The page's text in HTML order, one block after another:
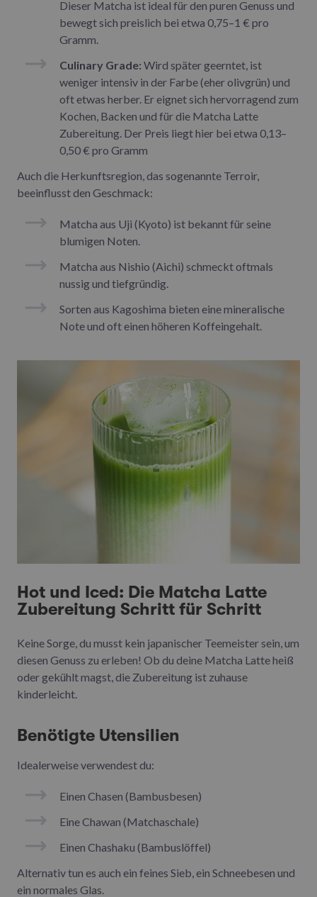
Dieser Matcha ist ideal für den puren Genuss und
bewegt sich preislich bei etwa 0,75–1 € pro
Gramm.
Culinary Grade: Wird später geerntet, ist
weniger intensiv in der Farbe (eher olivgrün) und
oft etwas herber. Er eignet sich hervorragend zum
Kochen, Backen und für die Matcha Latte
Zubereitung. Der Preis liegt hier bei etwa 0,13–
0,50 € pro Gramm
Auch die Herkunftsregion, das sogenannte Terroir,
beeinflusst den Geschmack:
Matcha aus Uji (Kyoto) ist bekannt für seine
blumigen Noten.
Matcha aus Nishio (Aichi) schmeckt oftmals
nussig und tiefgründig.
Sorten aus Kagoshima bieten eine mineralische
Note und oft einen höheren Koffeingehalt.
Hot und Iced: Die Matcha Latte
Zubereitung Schritt für Schritt
Keine Sorge, du musst kein japanischer Teemeister sein, um
diesen Genuss zu erleben! Ob du deine Matcha Latte heiß
oder gekühlt magst, die Zubereitung ist zuhause
kinderleicht.
Benötigte Utensilien
Idealerweise verwendest du:
Einen Chasen (Bambusbesen)
Eine Chawan (Matchaschale)
Einen Chashaku (Bambuslöffel)
Alternativ tun es auch ein feines Sieb, ein Schneebesen und
ein normales Glas.